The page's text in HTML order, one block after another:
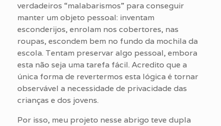
verdadeiros “malabarismos” para conseguir
manter um objeto pessoal: inventam
esconderijos, enrolam nos cobertores, nas
roupas, escondem bem no fundo da mochila da
escola. Tentam preservar algo pessoal, embora
esta não seja uma tarefa fácil. Acredito que a
única forma de revertermos esta lógica é tornar
observável a necessidade de privacidade das
crianças e dos jovens.
Por isso, meu projeto nesse abrigo teve dupla